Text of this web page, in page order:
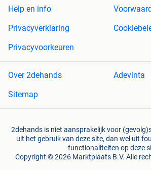
Help en info
Privacyverklaring
Privacyvoorkeuren
Over 2dehands
Adevinta
Sitemap
2dehands is niet aansprakelijk voor
uit het gebruik van deze site, dan wel uit
functionaliteiten op deze
Copyright © 2026 Marktplaats B.V. Alle